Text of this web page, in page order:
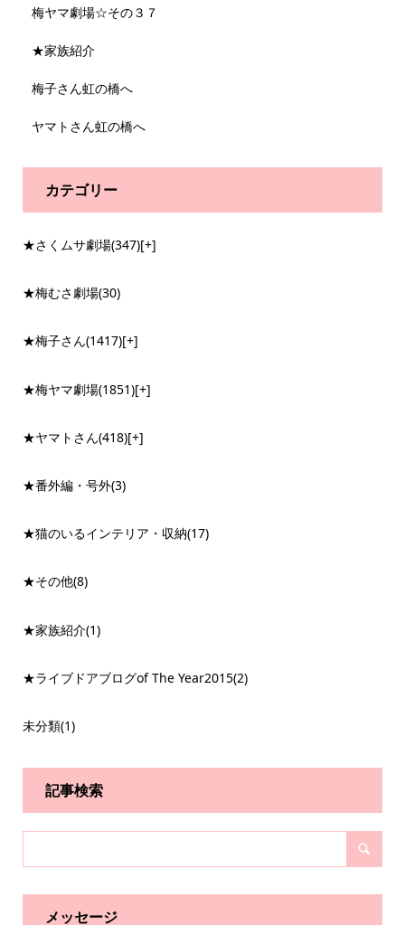
梅ヤマ劇場☆その３７
★家族紹介
梅子さん虹の橋へ
ヤマトさん虹の橋へ
カテゴリー
★さくムサ劇場(347)[+]
★梅むさ劇場(30)
★梅子さん(1417)[+]
★梅ヤマ劇場(1851)[+]
★ヤマトさん(418)[+]
★番外編・号外(3)
★猫のいるインテリア・収納(17)
★その他(8)
★家族紹介(1)
★ライブドアブログof The Year2015(2)
未分類(1)
記事検索
メッセージ